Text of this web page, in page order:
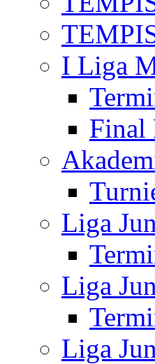
I Liga
Final
Liga
Liga
Liga